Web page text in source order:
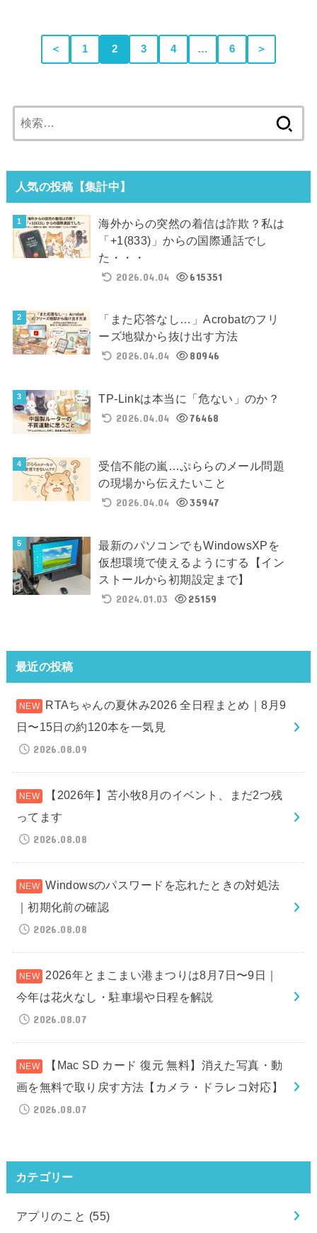
＜ 1 2 3 4 … 6 ＞
索:
人気の投稿【集計中】
海外からの突然の着信は詐欺？私は
「+1(833)」からの国際通話でし
た・・・
2026.04.04
615351
「また応答なし…」Acrobatのフリ
ーズ地獄から抜け出す方法
2026.04.04
80946
TP-Linkは本当に「危ない」のか？
2026.04.04
76468
受信不能の嵐…ぷららのメール問題
の現場から伝えたいこと
2026.04.04
35947
最新のパソコンでもWindowsXPを
仮想環境で使えるようにする【イン
ストールから初期設定まで】
2024.01.03
25159
最近の投稿
RTAちゃんの夏休み2026 全日程まとめ｜8月9
日〜15日の約120本を一気見
2026.08.09
【2026年】苫小牧8月のイベント、まだ2つ残
ってます
2026.08.08
Windowsのパスワードを忘れたときの対処法
｜初期化前の確認
2026.08.08
2026年とまこまい港まつりは8月7日〜9日｜
今年は花火なし・駐車場や日程を解説
2026.08.07
【Mac SD カード 復元 無料】消えた写真・動
画を無料で取り戻す方法【カメラ・ドラレコ対応】
2026.08.07
カテゴリー
アプリのこと (55)